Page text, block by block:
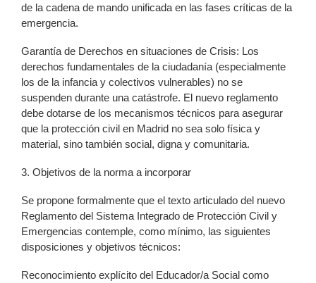
de la cadena de mando unificada en las fases críticas de la
emergencia.
Garantía de Derechos en situaciones de Crisis: Los
derechos fundamentales de la ciudadanía (especialmente
los de la infancia y colectivos vulnerables) no se
suspenden durante una catástrofe. El nuevo reglamento
debe dotarse de los mecanismos técnicos para asegurar
que la protección civil en Madrid no sea solo física y
material, sino también social, digna y comunitaria.
3. Objetivos de la norma a incorporar
Se propone formalmente que el texto articulado del nuevo
Reglamento del Sistema Integrado de Protección Civil y
Emergencias contemple, como mínimo, las siguientes
disposiciones y objetivos técnicos:
Reconocimiento explícito del Educador/a Social como